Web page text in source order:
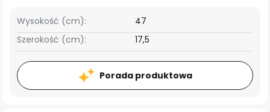
Szerokość (cm): 17,5
Wysokość (cm): 47
Porada produktowa